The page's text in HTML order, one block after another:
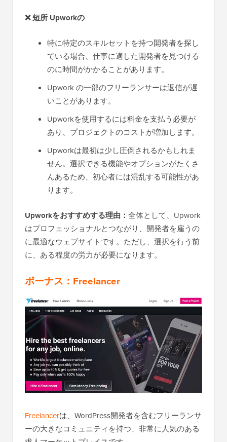
❌短所 Upworkの
特に特定のスキルセットを持つ開発者を探し
ている場合、仕事に適した開発者を見つける
のに時間がかかることがあります。
Upwork の一部のフリーランサーは返信が遅
いことがあります。
Upworkを使用するには料金を支払う必要が
あり、プロジェクトのコストが増加します。
Upworkは最初は少し圧倒されるかもしれま
せん。選択できる機能やオプションがたくさ
んあるため、初心者には混乱する可能性があ
ります。
Upworkをおすすめする理由： 全体として、Upwork
はプロフェッショナルとつながり、開発者を雇うの
に最適なウェブサイトです。ただし、選択を行う前
に、ある程度の労力が必要になります。
ボーナス：Freelancer
Freelancerは、WordPress開発者を含むフリーランサ
ーの大きなコミュニティを持つ、非常に人気のある